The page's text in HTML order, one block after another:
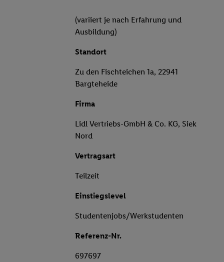
(variiert je nach Erfahrung und
Ausbildung)
Standort
Zu den Fischteichen 1a, 22941
Bargteheide
Firma
Lidl Vertriebs-GmbH & Co. KG, Siek
Nord
Vertragsart
Teilzeit
Einstiegslevel
Studentenjobs/Werkstudenten
Referenz-Nr.
697697